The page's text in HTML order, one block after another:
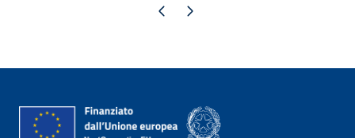
Pagina precedente
Pagina successiva